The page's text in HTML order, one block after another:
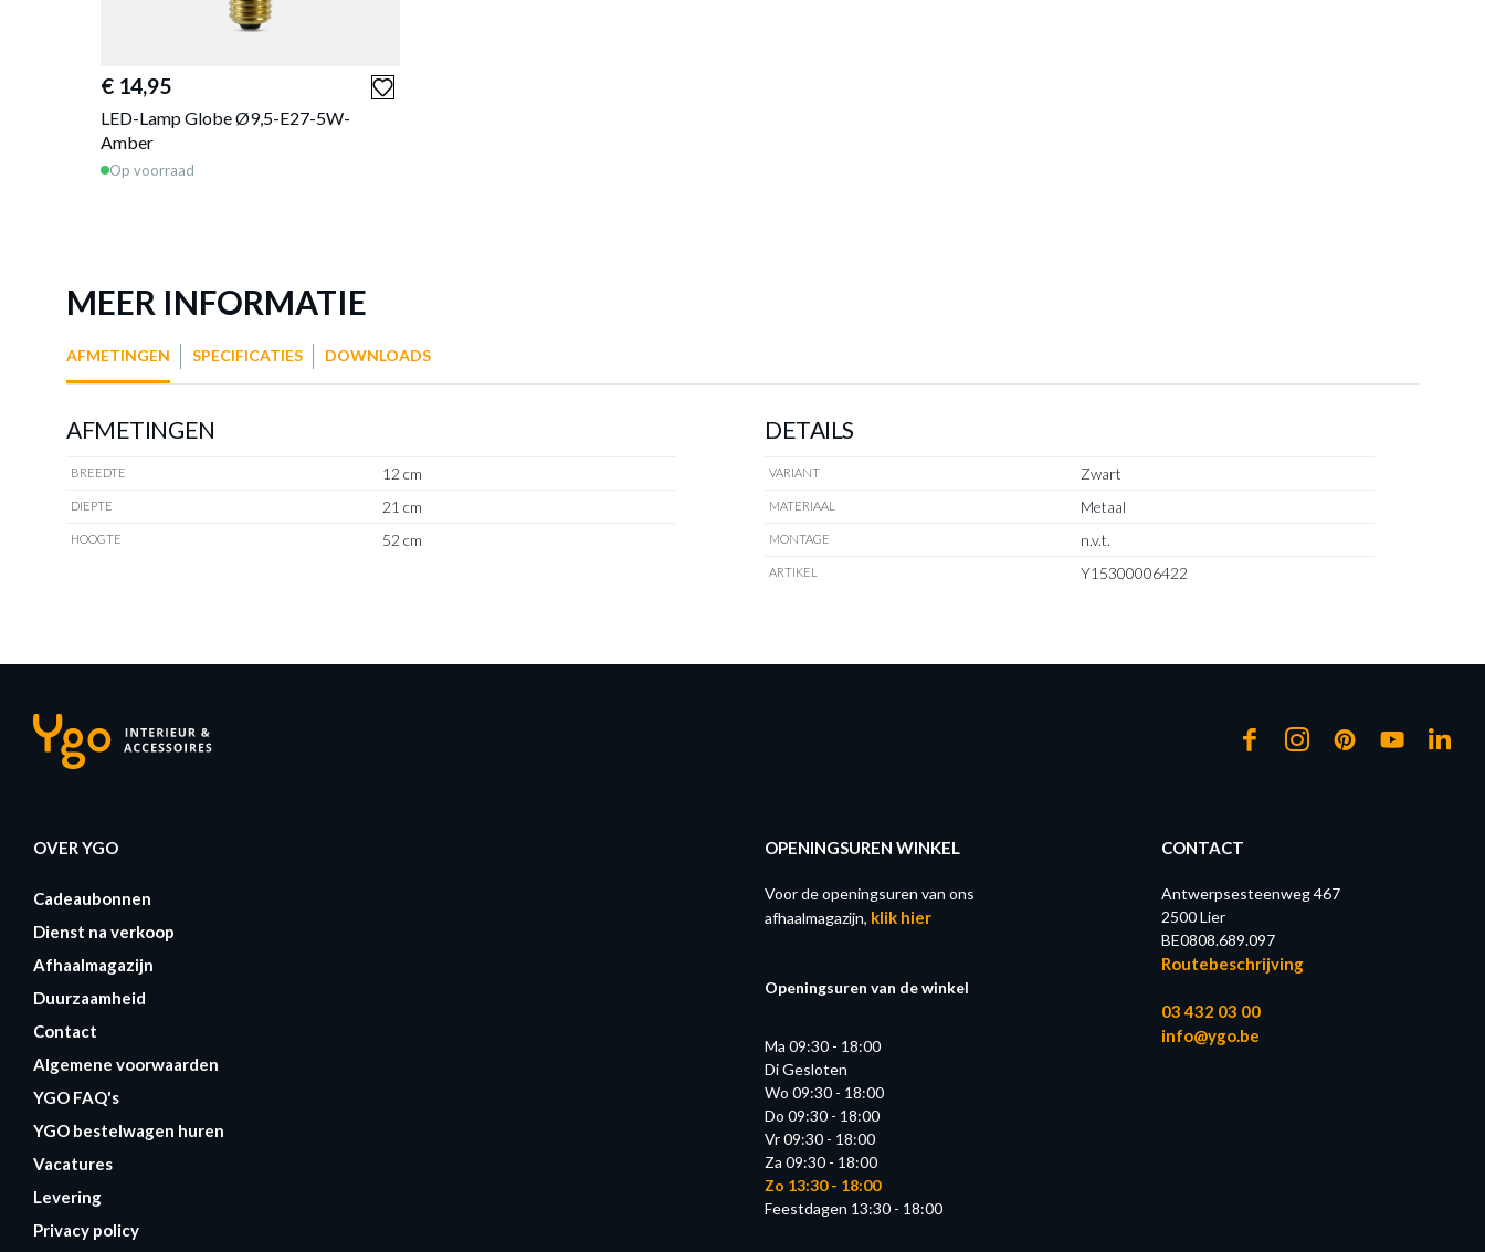
€ 14,95
LED-Lamp Globe Ø9,5-E27-5W-
Amber
Op voorraad
MEER INFORMATIE
AFMETINGEN SPECIFICATIES DOWNLOADS
AFMETINGEN
BREEDTE 12 cm
DIEPTE 21 cm
HOOGTE 52 cm
DETAILS
VARIANT Zwart
MATERIAAL Metaal
MONTAGE n.v.t.
ARTIKEL Y15300006422
OVER YGO
Cadeaubonnen
Dienst na verkoop
Afhaalmagazijn
Duurzaamheid
Contact
Algemene voorwaarden
YGO FAQ's
YGO bestelwagen huren
Vacatures
Levering
Privacy policy
OPENINGSUREN WINKEL
Voor de openingsuren van ons
afhaalmagazijn, klik hier
Openingsuren van de winkel
Ma 09:30 - 18:00
Di Gesloten
Wo 09:30 - 18:00
Do 09:30 - 18:00
Vr 09:30 - 18:00
Za 09:30 - 18:00
Zo 13:30 - 18:00
Feestdagen 13:30 - 18:00
CONTACT
Antwerpsesteenweg 467
2500 Lier
BE0808.689.097
Routebeschrijving
03 432 03 00
info@ygo.be